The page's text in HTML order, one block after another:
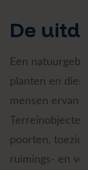
De
Een
planten en
mensen ervan
Terreinobjecten
poorten,
ruimings- en